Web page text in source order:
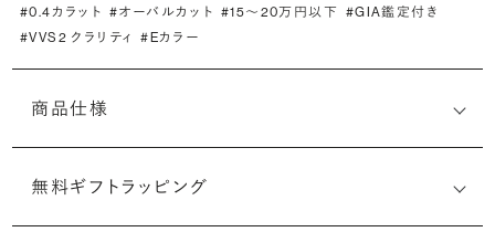
#0.4カラット #オーバルカット #15〜20万円以下 #GIA鑑定付き
#VVS2 クラリティ
#Eカラー
商品仕様
無料ギフトラッピング